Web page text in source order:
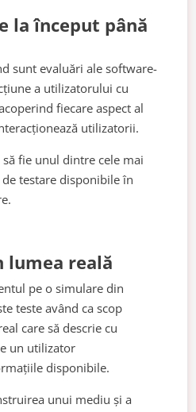
la început până
sunt evaluări ale software-
a utilizatorului cu
fiecare aspect al
utilizatorii.
să fie unul dintre cele mai
testare disponibile în
lumea reală
pe o simulare din
teste având ca scop
care să descrie cu
un utilizator
disponibile.
unui mediu și a